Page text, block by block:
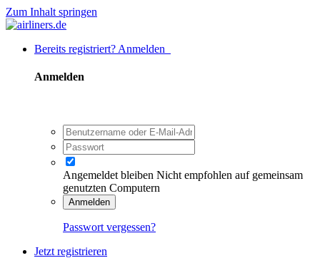
Zum Inhalt springen
Bereits registriert? Anmelden
Anmelden
Angemeldet bleiben Nicht empfohlen auf gemeinsam
genutzten Computern
Anmelden
Passwort vergessen?
Jetzt registrieren